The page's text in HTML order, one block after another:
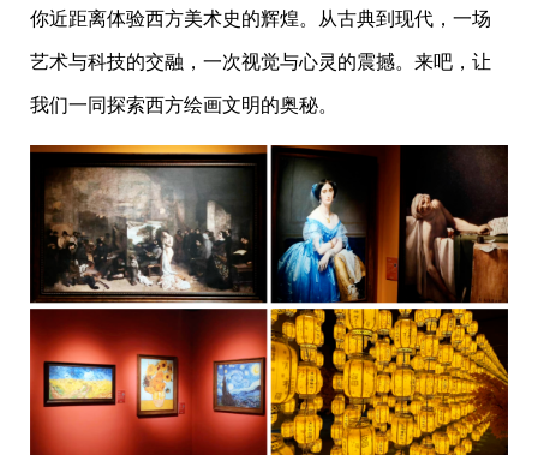
你近距离体验西方美术史的辉煌。从古典到现代，一场
艺术与科技的交融，一次视觉与心灵的震撼。来吧，让
我们一同探索西方绘画文明的奥秘。